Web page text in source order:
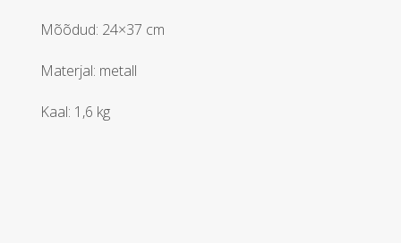
Mõõdud: 24×37 cm
Materjal: metall
Kaal: 1,6 kg